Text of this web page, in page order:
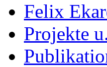
Felix
Projekte